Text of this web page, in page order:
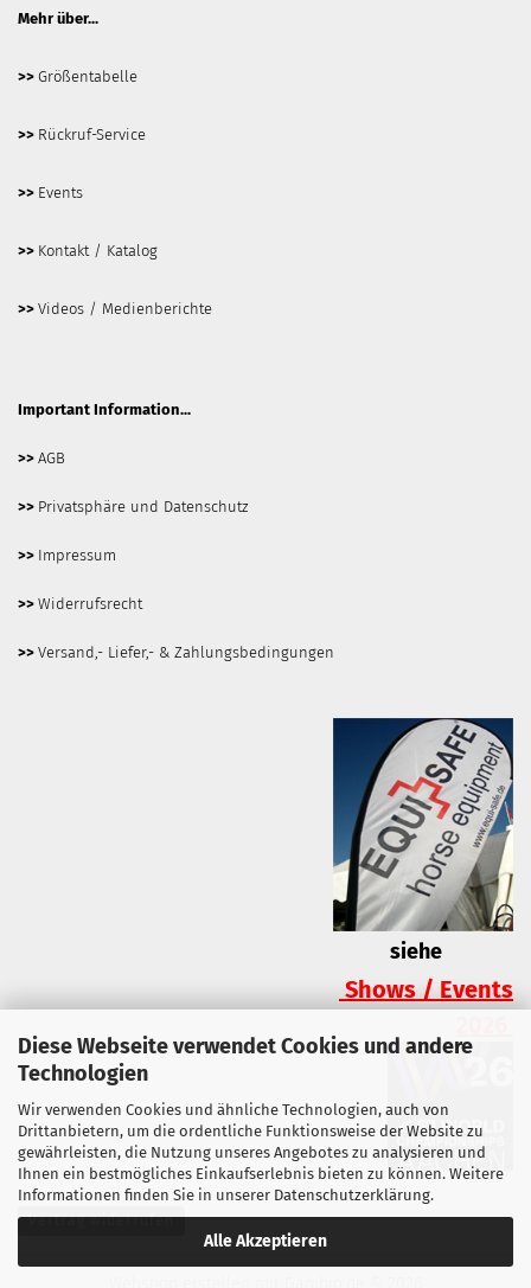
Diese Webseite verwendet Cookies und andere
Technologien
Wir verwenden Cookies und ähnliche Technologien, auch von
Drittanbietern, um die ordentliche Funktionsweise der Website zu
gewährleisten, die Nutzung unseres Angebotes zu analysieren und
Ihnen ein bestmögliches Einkaufserlebnis bieten zu können. Weitere
Informationen finden Sie in unserer Datenschutzerklärung.
Alle Akzeptieren
Mehr über...
>> Größentabelle
>> Rückruf-Service
>> Events
>> Kontakt / Katalog
>> Videos / Medienberichte
Important Information...
>> AGB
>> Privatsphäre und Datenschutz
>> Impressum
>> Widerrufsrecht
>> Versand,- Liefer,- & Zahlungsbedingungen
siehe
Shows / Events
Vertrag widerrufen